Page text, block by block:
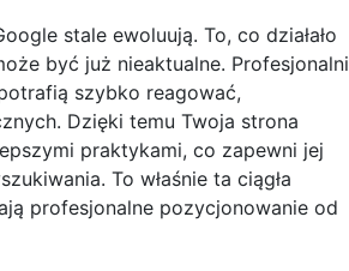
stale ewoluują. To, co działało
być już nieaktualne. Profesjonalni
szybko reagować,
Dzięki temu Twoja strona
praktykami, co zapewni jej
To właśnie ta ciągła
profesjonalne pozycjonowanie od